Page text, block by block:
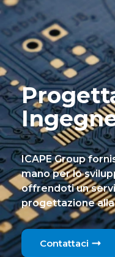
ICAPE Group
mano per lo
offrendoti un
progettazione
Contattaci